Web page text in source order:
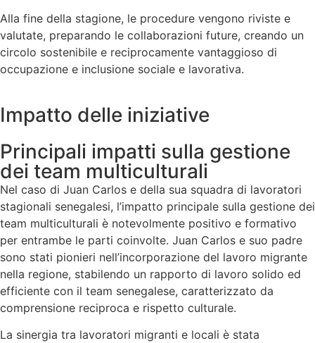
Alla fine della stagione, le procedure vengono riviste e
valutate, preparando le collaborazioni future, creando un
circolo sostenibile e reciprocamente vantaggioso di
occupazione e inclusione sociale e lavorativa.
Impatto delle iniziative
Principali impatti sulla gestione
dei team multiculturali
Nel caso di Juan Carlos e della sua squadra di lavoratori
stagionali senegalesi, l’impatto principale sulla gestione dei
team multiculturali è notevolmente positivo e formativo
per entrambe le parti coinvolte. Juan Carlos e suo padre
sono stati pionieri nell’incorporazione del lavoro migrante
nella regione, stabilendo un rapporto di lavoro solido ed
efficiente con il team senegalese, caratterizzato da
comprensione reciproca e rispetto culturale.
La sinergia tra lavoratori migranti e locali è stata